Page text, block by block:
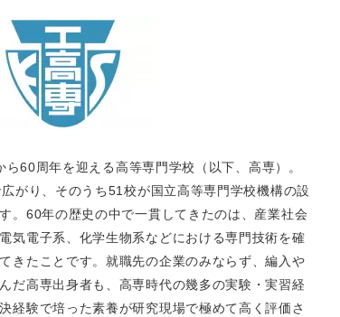
60周年を迎える高等専門学校（以下、高専）。
がり、そのうち51校が国立高等専門学校機構の設
。60年の歴史の中で一貫してきたのは、産業社会
気電子系、化学生物系などにおける専門技術を確
きたことです。就職先の企業のみならず、編入や
だ高専出身者も、高専時代の幾多の実験・実習経
経験で培った素養が研究現場で極めて高く評価さ